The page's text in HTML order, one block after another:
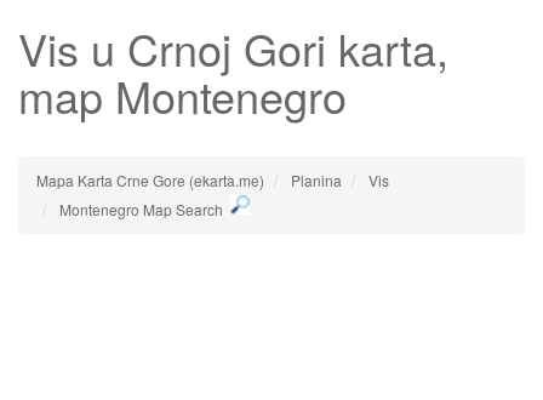
Vis u Crnoj Gori karta,
map Montenegro
Mapa Karta Crne Gore (ekarta.me) Planina
Vis
Montenegro Map Search